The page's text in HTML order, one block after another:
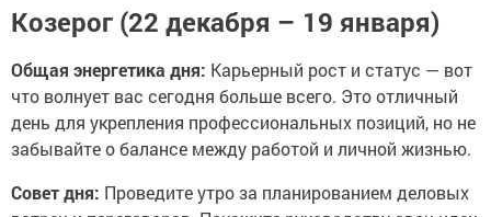
Козерог (22 декабря – 19 января)
Общая энергетика дня: Карьерный рост и статус — вот
что волнует вас сегодня больше всего. Это отличный
день для укрепления профессиональных позиций, но не
забывайте о балансе между работой и личной жизнью.
Совет дня: Проведите утро за планированием деловых